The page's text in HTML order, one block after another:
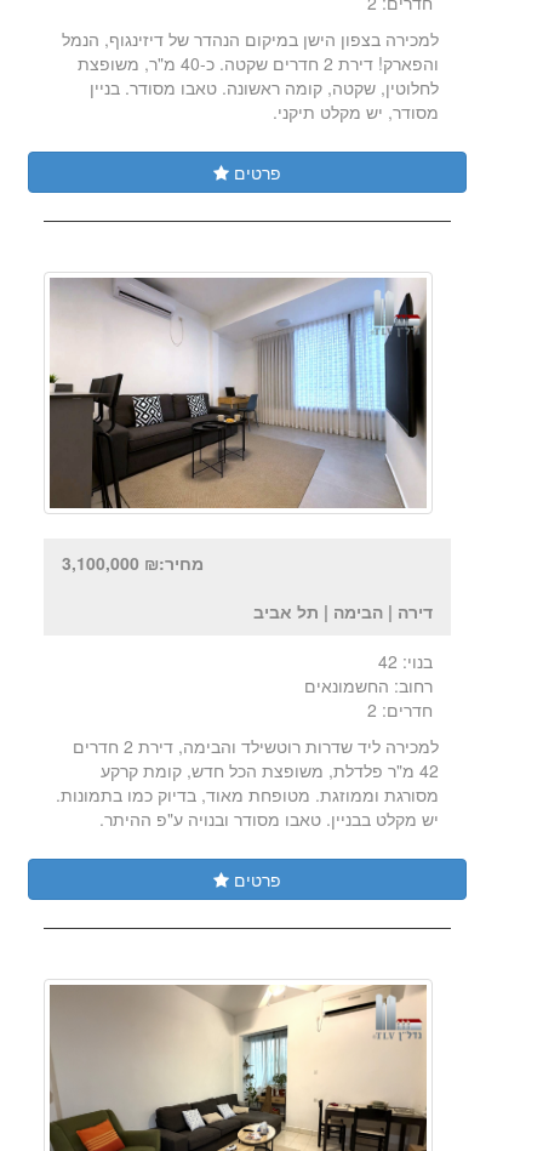
למכירה בצפון הישן במיקום הנהדר של דיזינגוף, הנמל
והפארק! דירת 2 חדרים שקטה. כ-40 מ"ר, משופצת
לחלוטין, שקטה, קומה ראשונה. טאבו מסודר. בניין
מסודר, יש מקלט תיקני.
פרטים
מחיר:₪ 3,100,000
דירה | הבימה | תל אביב
בנוי: 42
רחוב: החשמונאים
חדרים: 2
למכירה ליד שדרות רוטשילד והבימה, דירת 2 חדרים
42 מ"ר פלדלת, משופצת הכל חדש, קומת קרקע
מסורגת וממוזגת. מטופחת מאוד, בדיוק כמו בתמונות.
יש מקלט בבניין. טאבו מסודר ובנויה ע"פ ההיתר.
פרטים